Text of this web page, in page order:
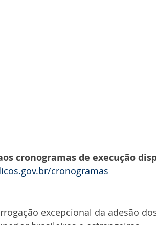
cronogramas de execução
cronogramas
excepcional da adesão